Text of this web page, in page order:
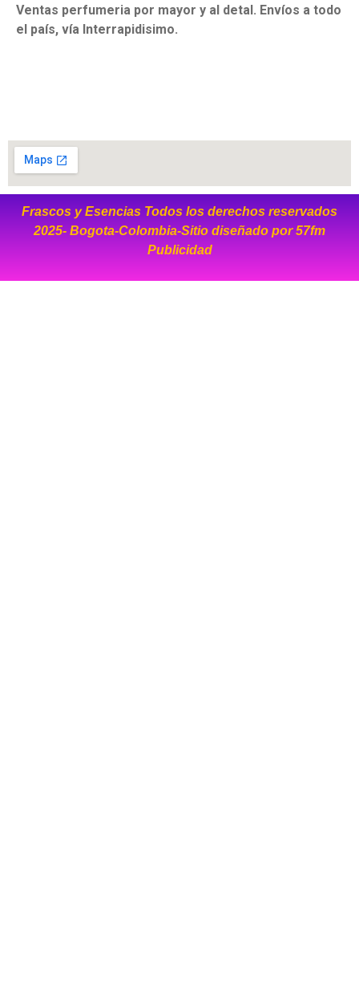
Ventas perfumeria por mayor y al detal. Envíos a todo
el país, vía Interrapidisimo.
Frascos y Esencias Todos los derechos reservados
2025- Bogota-Colombia-Sitio diseñado por57fm
Publicidad